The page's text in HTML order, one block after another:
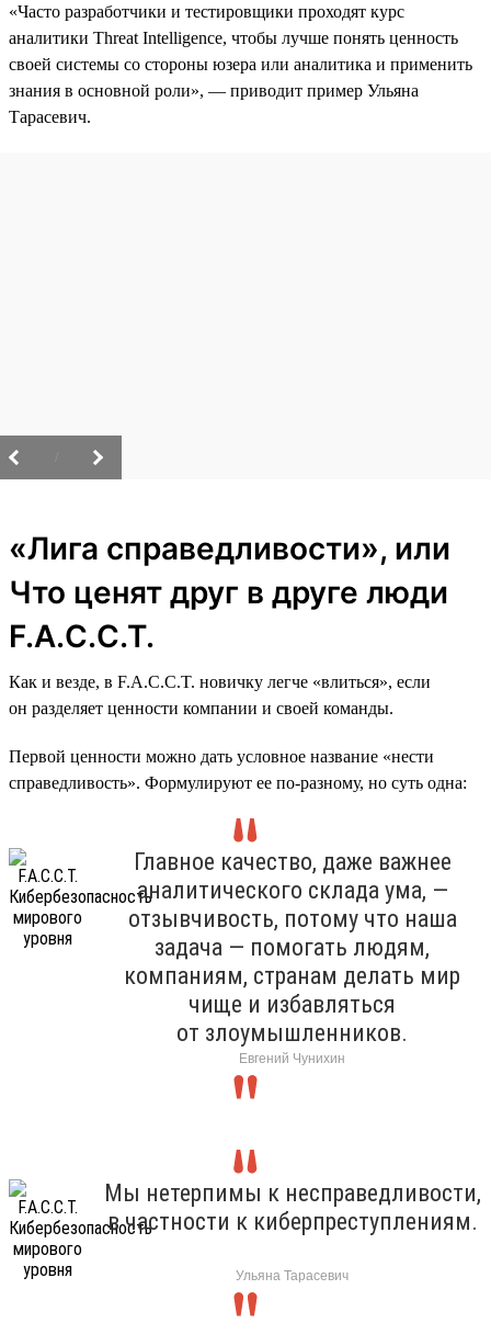
«Часто разработчики и тестировщики проходят курс
аналитики Threat Intelligence, чтобы лучше понять ценность
своей системы со стороны юзера или аналитика и применить
знания в основной роли», — приводит пример Ульяна
Тарасевич.
«Лига справедливости», или
Что ценят друг в друге люди
F.A.C.C.T.
Как и везде, в F.A.C.C.T. новичку легче «влиться», если
он разделяет ценности компании и своей команды.
Первой ценности можно дать условное название «нести
справедливость». Формулируют ее по-разному, но суть одна:
Главное качество, даже важнее
аналитического склада ума, —
отзывчивость, потому что наша
задача — помогать людям,
компаниям, странам делать мир
чище и избавляться
от злоумышленников.
Евгений Чунихин
Мы нетерпимы к несправедливости,
в частности к киберпреступлениям.
Ульяна Тарасевич